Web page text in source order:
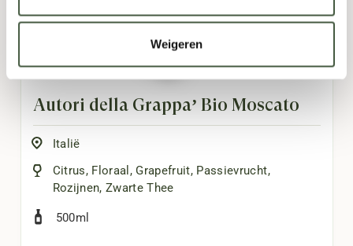
Weigeren
Autori della Grappa’ Bio Moscato
Italië
Citrus, Floraal , Grapefruit, Passievrucht,
Rozijnen, Zwarte Thee
500ml